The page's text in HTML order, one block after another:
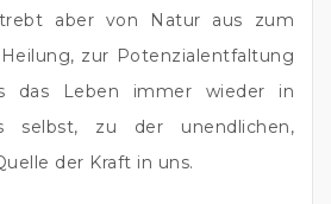
aber von Natur aus zum
zur Potenzialentfaltung
das Leben immer wieder in
selbst, zu der unendlichen,
der Kraft in uns.